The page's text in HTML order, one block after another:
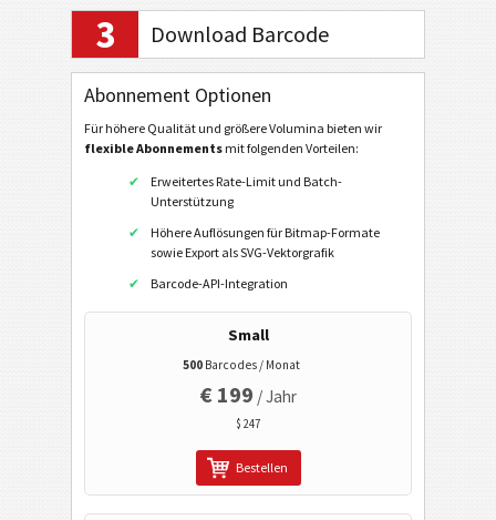
Mobile Tagging
QR-Code
Data Matrix
URL
Telefonnummer anrufen
SMS senden
Twitter Profil
Facebook Profil
Facebook Gefällt Mir / Like
LinkedIn Benutzerprofil
LinkedIn Firmenprofil
LinkedIn Share
3 Download Barcode
Abonnement Optionen
Für höhere Qualität und größere Volumina bieten wir
flexible Abonnements mit folgenden Vorteilen:
Erweitertes Rate-Limit und Batch-
Unterstützung
Höhere Auflösungen für Bitmap-Formate
sowie Export als SVG-Vektorgrafik
Barcode-API-Integration
Small
500 Barcodes / Monat
€ 199 / Jahr
$ 247
Bestellen